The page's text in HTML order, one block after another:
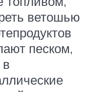
ветошью
песком,